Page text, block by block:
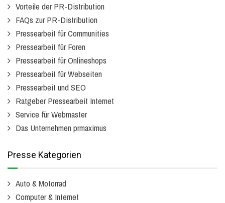
Vorteile der PR-Distribution
FAQs zur PR-Distribution
Pressearbeit für Communities
Pressearbeit für Foren
Pressearbeit für Onlineshops
Pressearbeit für Webseiten
Pressearbeit und SEO
Ratgeber Pressearbeit Internet
Service für Webmaster
Das Unternehmen prmaximus
Presse Kategorien
Auto & Motorrad
Computer & Internet